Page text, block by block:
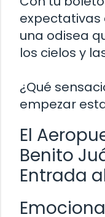
expectativas
una odisea
los cielos y
¿Qué
empezar
El
Benito
Entrada